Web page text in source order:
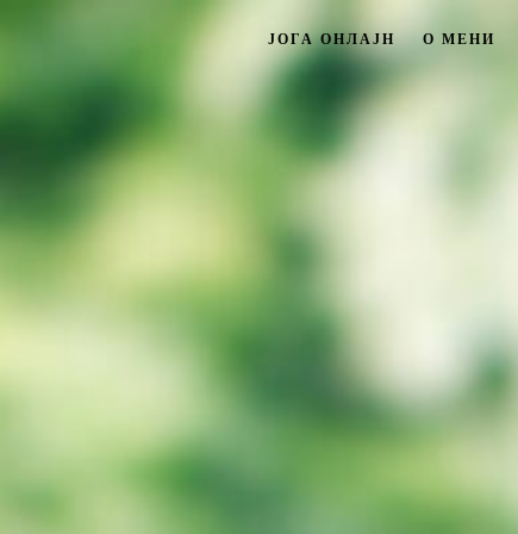
ЈОГА ОНЛАЈН О МЕНИ